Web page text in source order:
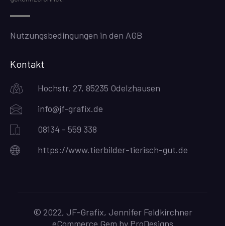
Nutzungsbedingungen in den AGB
Kontakt
Hochstr. 27, 85235 Odelzhausen
info@jf-grafix.de
08134 - 559 338
https://www.tierbilder-tierisch-gut.de
© 2022, JF-Grafix, Jennifer Feldkirchner
eCommerce Gem by ProDesigns